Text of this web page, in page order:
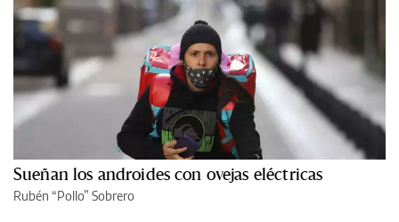
Sueñan los androides con ovejas eléctricas
Rubén “Pollo” Sobrero